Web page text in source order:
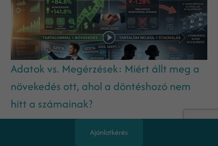
Adatok vs. Megérzések: Miért állt meg a
növekedés ott, ahol a döntéshozó nem
hitt a számainak?
Ajánlatkérés